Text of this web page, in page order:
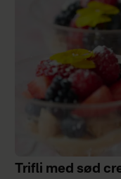
Trifli med sød